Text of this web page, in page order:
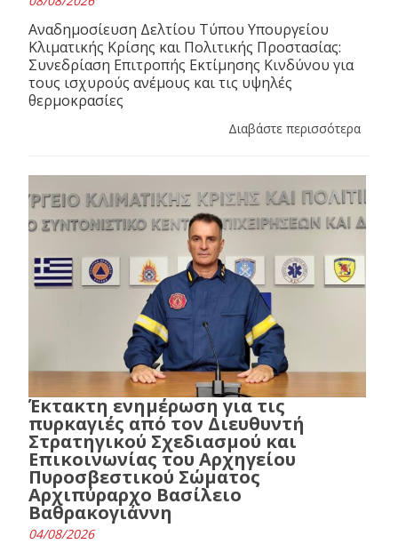
Αναδημοσίευση Δελτίου Τύπου Υπουργείου
Κλιματικής Κρίσης και Πολιτικής Προστασίας:
Συνεδρίαση Επιτροπής Εκτίμησης Κινδύνου για
τους ισχυρούς ανέμους και τις υψηλές
θερμοκρασίες
Διαβάστε περισσότερα
Έκτακτη ενημέρωση για τις
πυρκαγιές από τον Διευθυντή
Στρατηγικού Σχεδιασμού και
Επικοινωνίας του Αρχηγείου
Πυροσβεστικού Σώματος
Αρχιπύραρχο Βασίλειο
Βαθρακογιάννη
04/08/2026